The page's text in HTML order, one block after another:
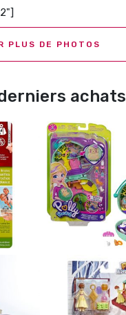
PLUS DE PHOTOS
achats